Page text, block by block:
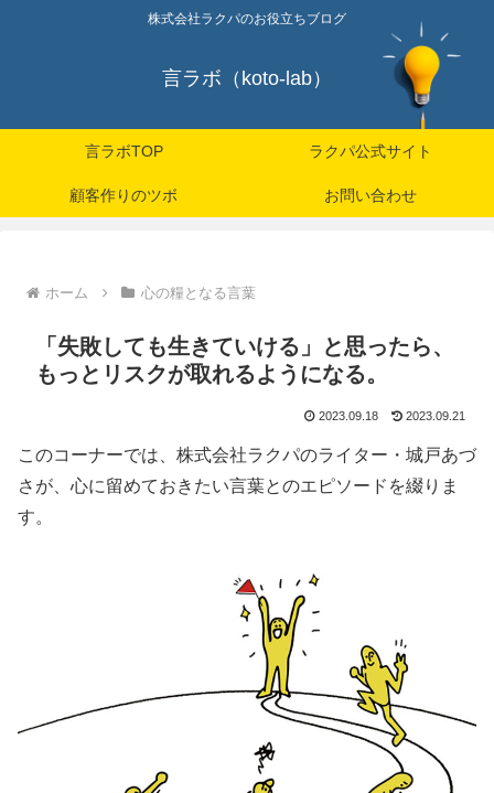
株式会社ラクパのお役立ちブログ
言ラボ（koto-lab）
言ラボTOP ラクパ公式サイト
顧客作りのツボ お問い合わせ
ホーム 心の糧となる言葉
「失敗しても生きていける」と思ったら、
もっとリスクが取れるようになる。
2023.09.18 2023.09.21
このコーナーでは、株式会社ラクパのライター・城戸あづ
さが、心に留めておきたい言葉とのエピソードを綴りま
す。